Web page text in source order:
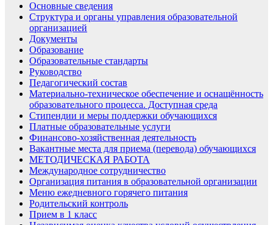
Основные сведения
Структура и органы управления образовательной
организацией
Документы
Образование
Образовательные стандарты
Руководство
Педагогический состав
Материально-техническое обеспечение и оснащённость
образовательного процесса. Доступная среда
Стипендии и меры поддержки обучающихся
Платные образовательные услуги
Финансово-хозяйственная деятельность
Вакантные места для приема (перевода) обучающихся
МЕТОДИЧЕСКАЯ РАБОТА
Международное сотрудничество
Организация питания в образовательной организации
Меню ежедневного горячего питания
Родительский контроль
Прием в 1 класс